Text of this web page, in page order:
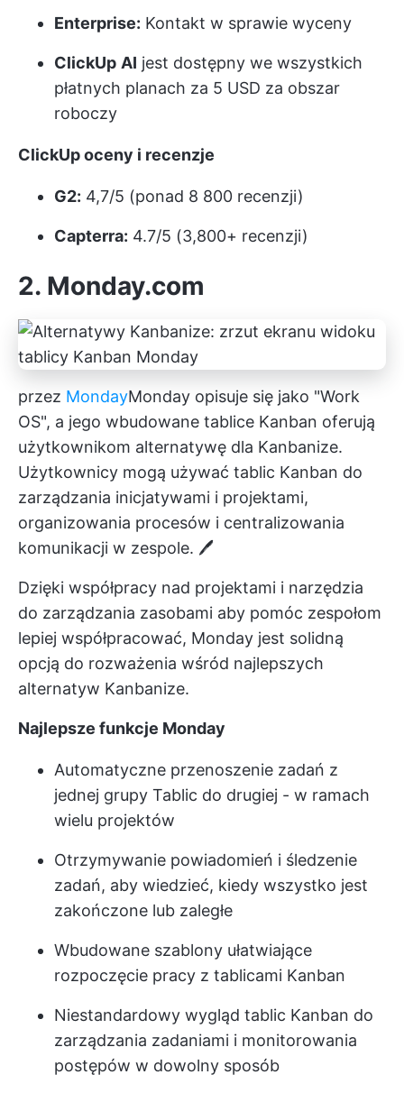
Enterprise: Kontakt w sprawie wyceny
ClickUp AI jest dostępny we wszystkich
płatnych planach za 5 USD za obszar
roboczy
ClickUp oceny i recenzje
G2: 4,7/5 (ponad 8 800 recenzji)
Capterra: 4.7/5 (3,800+ recenzji)
2. Monday.com
przez MondayMonday opisuje się jako "Work
OS", a jego wbudowane tablice Kanban oferują
użytkownikom alternatywę dla Kanbanize.
Użytkownicy mogą używać tablic Kanban do
zarządzania inicjatywami i projektami,
organizowania procesów i centralizowania
komunikacji w zespole. 🖊️
Dzięki współpracy nad projektami i narzędzia
do zarządzania zasobami aby pomóc zespołom
lepiej współpracować, Monday jest solidną
opcją do rozważenia wśród najlepszych
alternatyw Kanbanize.
Najlepsze funkcje Monday
Automatyczne przenoszenie zadań z
jednej grupy Tablic do drugiej - w ramach
wielu projektów
Otrzymywanie powiadomień i śledzenie
zadań, aby wiedzieć, kiedy wszystko jest
zakończone lub zaległe
Wbudowane szablony ułatwiające
rozpoczęcie pracy z tablicami Kanban
Niestandardowy wygląd tablic Kanban do
zarządzania zadaniami i monitorowania
postępów w dowolny sposób